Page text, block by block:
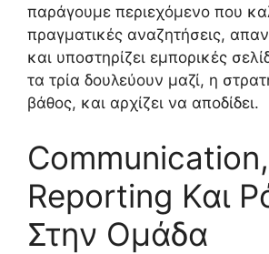
παράγουμε περιεχόμενο που
πραγματικές αναζητήσεις,
και υποστηρίζει εμπορικές
τα τρία δουλεύουν μαζί, η
βάθος, και αρχίζει να αποδίδει.
Communication,
Reporting Και
Στην Ομάδα